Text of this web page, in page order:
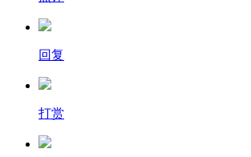
回复
打赏